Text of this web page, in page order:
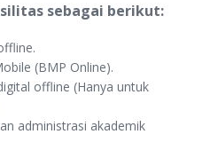
sebagai berikut:
(BMP Online).
offline (Hanya untuk
administrasi akademik